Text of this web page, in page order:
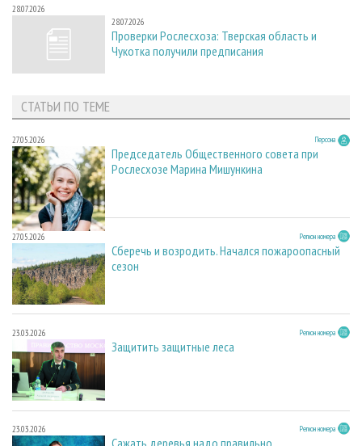
28.07.2026
28.07.2026
Проверки Рослесхоза: Тверская область и
Чукотка получили предписания
СТАТЬИ ПО ТЕМЕ
27.05.2026 Персона
Председатель Общественного совета при
Рослесхозе Марина Мишункина
27.05.2026 Регион номера
Сберечь и возродить. Начался пожароопасный
сезон
23.03.2026 Регион номера
Защитить защитные леса
23.03.2026 Регион номера
Сажать деревья надо правильно